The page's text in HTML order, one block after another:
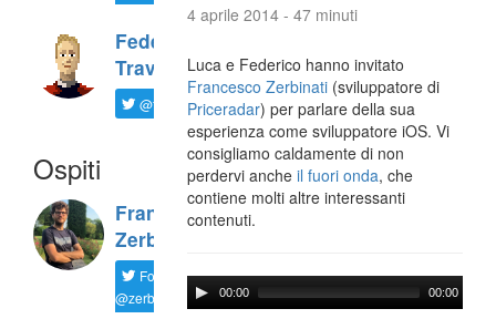
Federico
Travaini
@ftrava
Ospiti
Francesco
Zerbinati
Follow
@zerbfra
4 aprile 2014 - 47 minuti
Luca e Federico hanno invitato
Francesco Zerbinati (sviluppatore di
Priceradar) per parlare della sua
esperienza come sviluppatore iOS. Vi
consigliamo caldamente di non
perdervi ancheil fuori onda, che
contiene molti altre interessanti
contenuti.
00:00 00:00